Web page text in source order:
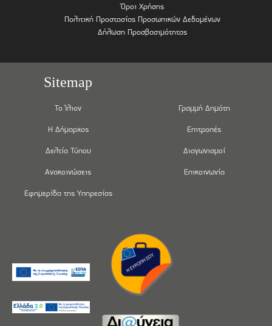
Όροι Χρήσης
Πολιτική Προστασίας Προσωπικών Δεδομένων
Δήλωση Προσβασιμότητας
Sitemap
Το Ίλιον
Η Δήμαρχος
Δελτία Τύπου
Ανακοινώσεις
Εφημερίδα της Υπηρεσίας
Γραμμή Δημότη
Επιτροπές
Διαγωνισμοί
Επικοινωνία